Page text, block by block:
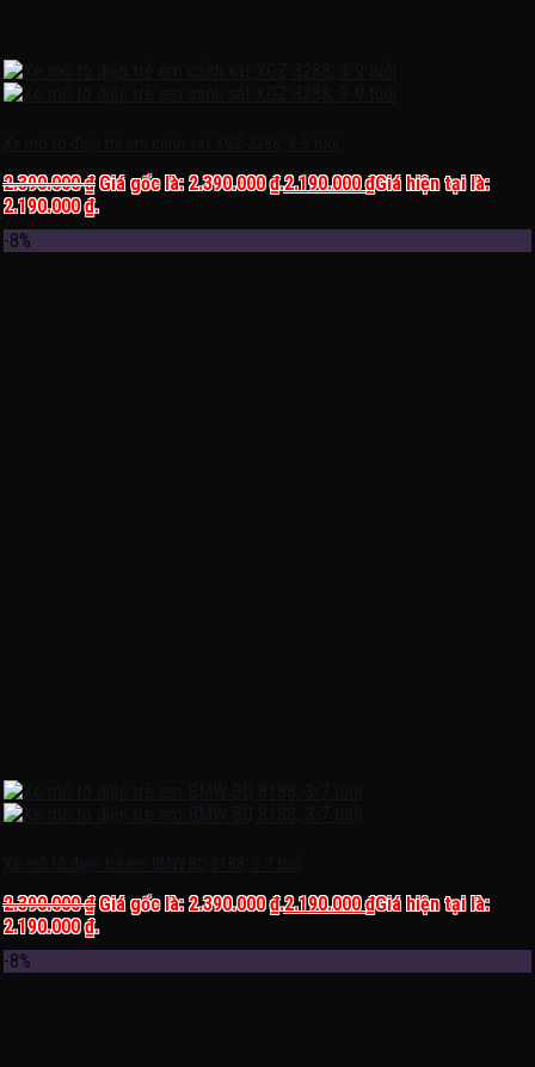
2.390.000₫ Giá gốc là: 2.390.000 ₫.2.190.000₫Giá hiện tại là:
2.190.000 ₫.
-8%
2.390.000₫ Giá gốc là: 2.390.000 ₫.2.190.000₫Giá hiện tại là:
2.190.000 ₫.
-8%